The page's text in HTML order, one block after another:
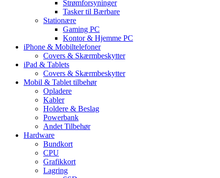
Strømforsyninger
Tasker til Bærbare
Stationære
Gaming PC
Kontor & Hjemme PC
iPhone & Mobiltelefoner
Covers & Skærmbeskytter
iPad & Tablets
Covers & Skærmbeskytter
Mobil & Tablet tilbehør
Opladere
Kabler
Holdere & Beslag
Powerbank
Andet Tilbehør
Hardware
Bundkort
CPU
Grafikkort
Lagring